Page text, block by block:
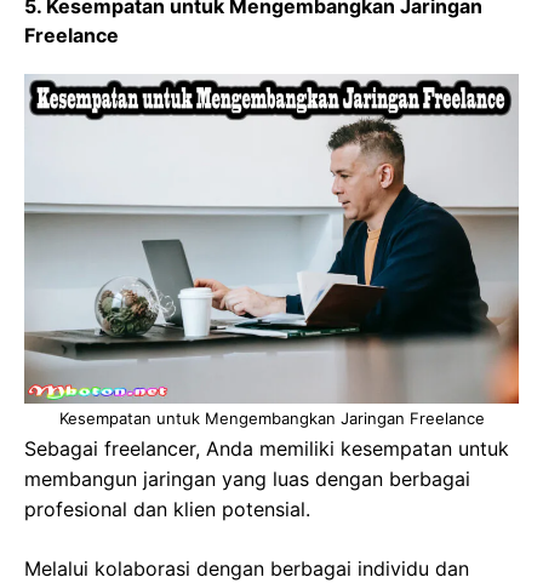
5. Kesempatan untuk Mengembangkan Jaringan
Freelance
Kesempatan untuk Mengembangkan Jaringan Freelance
Sebagai freelancer, Anda memiliki kesempatan untuk
membangun jaringan yang luas dengan berbagai
profesional dan klien potensial.
Melalui kolaborasi dengan berbagai individu dan